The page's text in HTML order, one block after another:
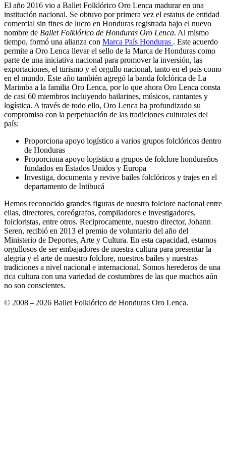
El año 2016 vio a Ballet Folklórico Oro Lenca madurar en una
institución nacional. Se obtuvo por primera vez el estatus de entidad
comercial sin fines de lucro en Honduras registrada bajo el nuevo
nombre de Ballet Folklórico de Honduras Oro Lenca. Al mismo
tiempo, formó una alianza con Marca País Honduras . Este acuerdo
permite a Oro Lenca llevar el sello de la Marca de Honduras como
parte de una iniciativa nacional para promover la inversión, las
exportaciones, el turismo y el orgullo nacional, tanto en el país como
en el mundo. Este año también agregó la banda folclórica de La
Marimba a la familia Oro Lenca, por lo que ahora Oro Lenca consta
de casi 60 miembros incluyendo bailarines, músicos, cantantes y
logística. A través de todo ello, Oro Lenca ha profundizado su
compromiso con la perpetuación de las tradiciones culturales del
país:
Proporciona apoyo logístico a varios grupos folclóricos dentro
de Honduras
Proporciona apoyo logístico a grupos de folclore hondureños
fundados en Estados Unidos y Europa
Investiga, documenta y revive bailes folclóricos y trajes en el
departamento de Intibucá
Hemos reconocido grandes figuras de nuestro folclore nacional entre
ellas, directores, coreógrafos, compiladores e investigadores,
folcloristas, entre otros. Reciprocamente, nuestro director, Johann
Seren, recibió en 2013 el premio de voluntario del año del
Ministerio de Deportes, Arte y Cultura. En esta capacidad, estamos
orgullosos de ser embajadores de nuestra cultura para presentar la
alegría y el arte de nuestro folclore, nuestros bailes y nuestras
tradiciones a nivel nacional e internacional. Somos herederos de una
rica cultura con una variedad de costumbres de las que muchos aún
no son conscientes.
© 2008 – 2026 Ballet Folklórico de Honduras Oro Lenca.